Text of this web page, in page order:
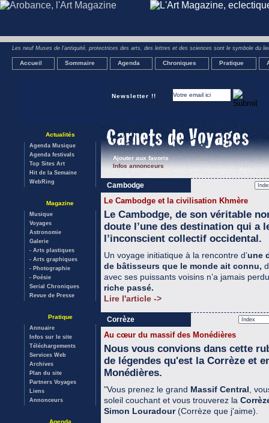
Les neuf Muses de l'antiquité, protectrices des arts, des lettres et des sciences sont le symbole du
Accueil Sommaire Agenda Chroniques Pratique
Newsletter !!
Actualités
Agenda Musique
Agenda festivals
Top Sites Art
Hit de la Semaine
WebRing
Magazine
Musique
Voyages
Astronomie
Galerie
- Arts plastiques
- Arts graphiques
- Photographie
- Poésie
Serial Chroniques
Revue de Presse
Pratique
Annuaire
Infos sur le site
Téléchargements
Services Web
Archives
Plan du site
Partners Voyages
Liens
Annonceurs
Agenda
Ajouter aux favoris
Infos annonceurs
Cambodge
Le Cambodge et la civilisation Khmère
Le Cambodge, de son véritable
doute l’une des destination qui a
l’inconscient collectif occidental.
Un voyage initiatique à la rencontre d’une
de bâtisseurs que le monde ait connu,
avec ses puissants voisins n’a jamais
riche passé.
Lire l'article ->
Corrèze
Au cœur du massif des Monédières
Nous vous convions dans cette
de légendes qu'est la Corrèze et
Monédières.
"Vous prenez le grand Massif Central ,
soleil couchant et vous trouverez la
Simon Louradour(Corrèze que j'aime).